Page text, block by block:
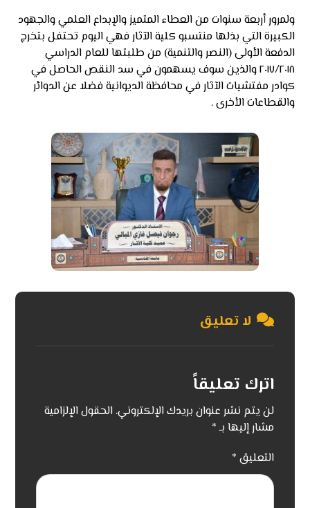
ولمرور أربعة سنوات من العطاء المتميز والإبداع العلمي والجهود
الكبيرة التي بذلها منتسبو كلية الآثار فهي اليوم تحتفل بتخرج
الدفعة الأولى (النصر والتنمية) من طلبتها للعام الدراسي
٢٠١٧/٢٠١٨ والذين سوف يسهمون في سد النقص الحاصل في
كوادر مفتشيات الآثار في محافظة الديوانية فضلا عن الدوائر
والقطاعات الأخرى .
لا تعليق
اترك تعليقاً
لن يتم نشر عنوان بريدك الإلكتروني. الحقول الإلزامية
مشار إليها بـ*
التعليق *